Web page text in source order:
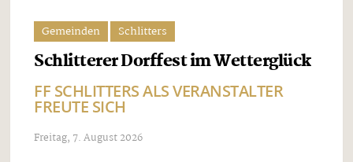
Gemeinden Schlitters
Schlitterer Dorffest im Wetterglück
FF SCHLITTERS ALS VERANSTALTER
FREUTE SICH
Freitag, 7. August 2026